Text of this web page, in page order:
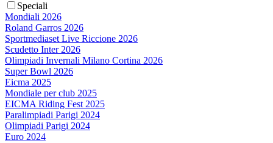
Speciali
Mondiali 2026
Roland Garros 2026
Sportmediaset Live Riccione 2026
Scudetto Inter 2026
Olimpiadi Invernali Milano Cortina 2026
Super Bowl 2026
Eicma 2025
Mondiale per club 2025
EICMA Riding Fest 2025
Paralimpiadi Parigi 2024
Olimpiadi Parigi 2024
Euro 2024